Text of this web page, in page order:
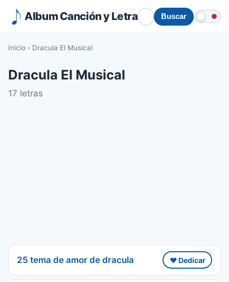
Album Canción y Letra Buscar
Inicio › Dracula El Musical
Dracula El Musical
17 letras
25 tema de amor de dracula ❤️ Dedicar